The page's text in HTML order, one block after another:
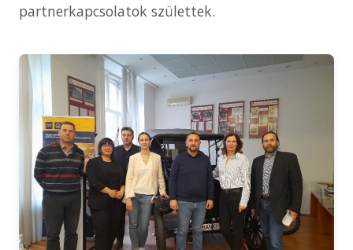
partnerkapcsolatok születtek.